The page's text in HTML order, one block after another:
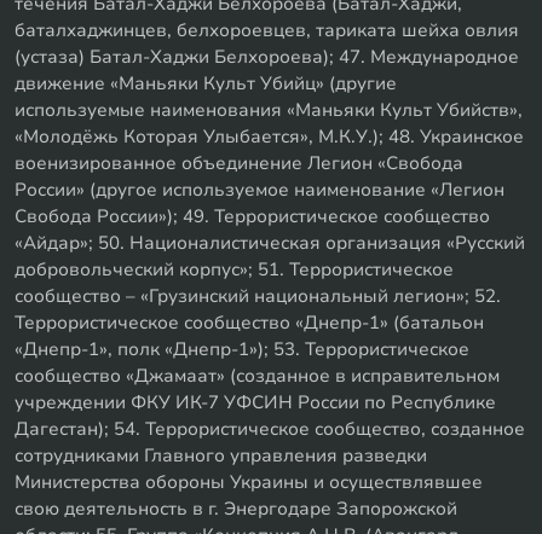
баталхаджинцев, белхороевцев, тариката шейха овлия
(устаза) Батал-Хаджи Белхороева); 47. Международное
движение «Маньяки Культ Убийц» (другие
используемые наименования «Маньяки Культ Убийств»,
«Молодёжь Которая Улыбается», М.К.У.); 48. Украинское
военизированное объединение Легион «Свобода
России» (другое используемое наименование «Легион
Свобода России»); 49. Террористическое сообщество
«Айдар»; 50. Националистическая организация «Русский
добровольческий корпус»; 51. Террористическое
сообщество – «Грузинский национальный легион»; 52.
Террористическое сообщество «Днепр-1» (батальон
«Днепр-1», полк «Днепр-1»); 53. Террористическое
сообщество «Джамаат» (созданное в исправительном
учреждении ФКУ ИК-7 УФСИН России по Республике
Дагестан); 54. Террористическое сообщество, созданное
сотрудниками Главного управления разведки
Министерства обороны Украины и осуществлявшее
свою деятельность в г. Энергодаре Запорожской